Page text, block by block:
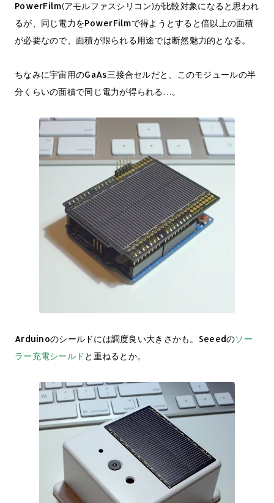
PowerFilm(アモルファスシリコン)が比較対象になると思われ
るが、同じ電力をPowerFilmで得ようとすると倍以上の面積
が必要なので、面積が限られる用途では断然魅力的となる。
ちなみに宇宙用のGaAs三接合セルだと、このモジュールの半
分くらいの面積で同じ電力が得られる…。
Arduinoのシールドには調度良い大きさかも。Seeedのソー
ラー充電シールド と重ねるとか。